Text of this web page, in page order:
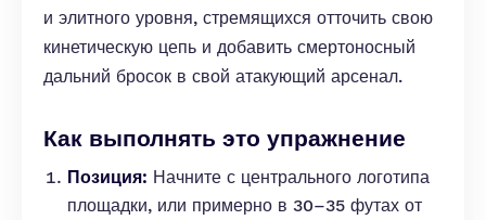
и элитного уровня, стремящихся отточить свою
кинетическую цепь и добавить смертоносный
дальний бросок в свой атакующий арсенал.
Как выполнять это упражнение
Позиция: Начните с центрального логотипа
площадки, или примерно в 30–35 футах от